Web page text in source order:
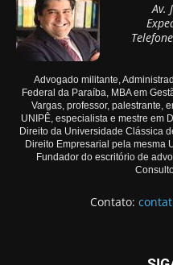
Av.
Advogado militante,
Federal da Paraíba, MBA em
Vargas, professor, palestrante,
UNIPÊ, especialista e mestre em
Direito da Universidade Clássica
Direito Empresarial pela mesma
Fundador do escritório de
Contato: